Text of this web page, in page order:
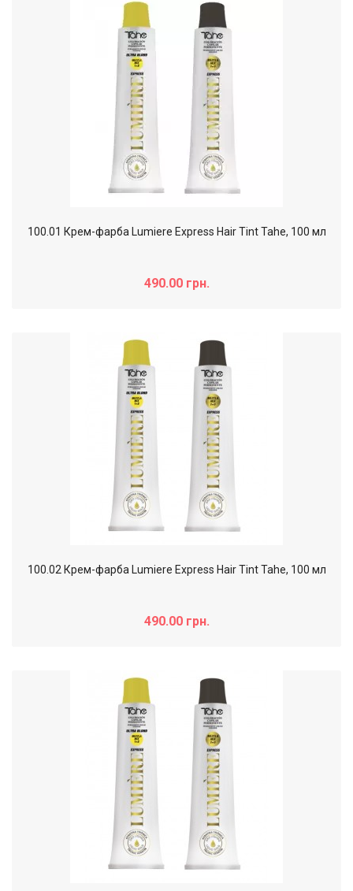
100.01 Крем-фарба Lumiere Express Hair Tint Tahe, 100 мл
490.00 грн.
100.02 Крем-фарба Lumiere Express Hair Tint Tahe, 100 мл
490.00 грн.